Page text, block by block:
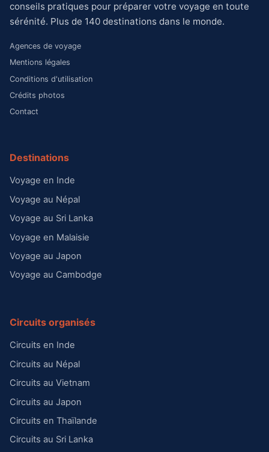
conseils pratiques pour préparer votre voyage en toute
sérénité. Plus de 140 destinations dans le monde.
Agences de voyage
Mentions légales
Conditions d'utilisation
Crédits photos
Contact
Destinations
Voyage en Inde
Voyage au Népal
Voyage au Sri Lanka
Voyage en Malaisie
Voyage au Japon
Voyage au Cambodge
Circuits organisés
Circuits en Inde
Circuits au Népal
Circuits au Vietnam
Circuits au Japon
Circuits en Thaïlande
Circuits au Sri Lanka